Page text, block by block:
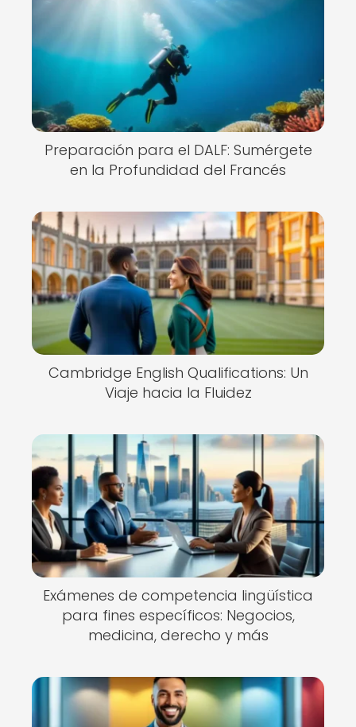
Preparación para el DALF: Sumérgete
en la Profundidad del Francés
Cambridge English Qualifications: Un
Viaje hacia la Fluidez
Exámenes de competencia lingüística
para fines específicos: Negocios,
medicina, derecho y más